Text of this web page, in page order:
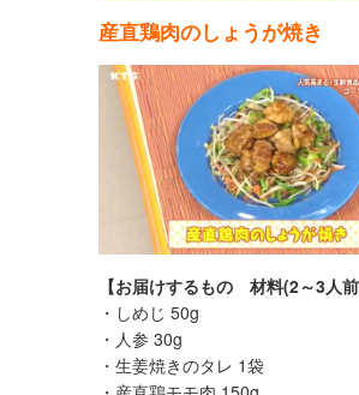
産直鶏肉のしょうが焼き
【お届けするもの 材料(2～3人前
・しめじ 50g
・人参 30g
・生姜焼きのタレ 1袋